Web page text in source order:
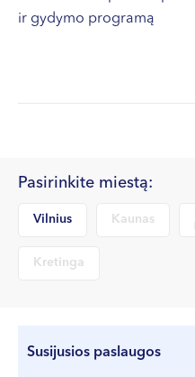
ir gydymo programą
Pasirinkite miestą:
Vilnius Kaunas
Kretinga
Susijusios paslaugos